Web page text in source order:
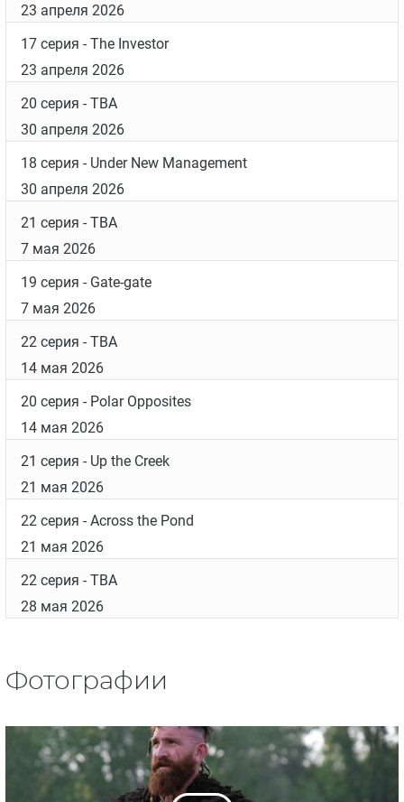
23 апреля 2026
17 серия - The Investor
23 апреля 2026
20 серия - TBA
30 апреля 2026
18 серия - Under New Management
30 апреля 2026
21 серия - TBA
7 мая 2026
19 серия - Gate-gate
7 мая 2026
22 серия - TBA
14 мая 2026
20 серия - Polar Opposites
14 мая 2026
21 серия - Up the Creek
21 мая 2026
22 серия - Across the Pond
21 мая 2026
22 серия - TBA
28 мая 2026
Фотографии